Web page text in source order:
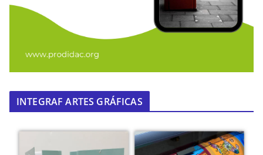
INTEGRAF ARTES GRÁFICAS